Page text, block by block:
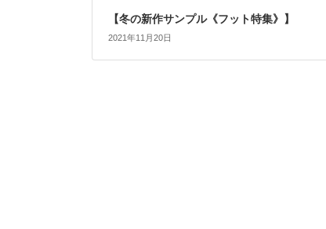
【冬の新作サンプル《フット特集》】
2021年11月20日